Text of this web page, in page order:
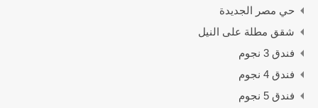
حي مصر الجديدة
شقق مطلة على النيل
فندق 3 نجوم
فندق 4 نجوم
فندق 5 نجوم